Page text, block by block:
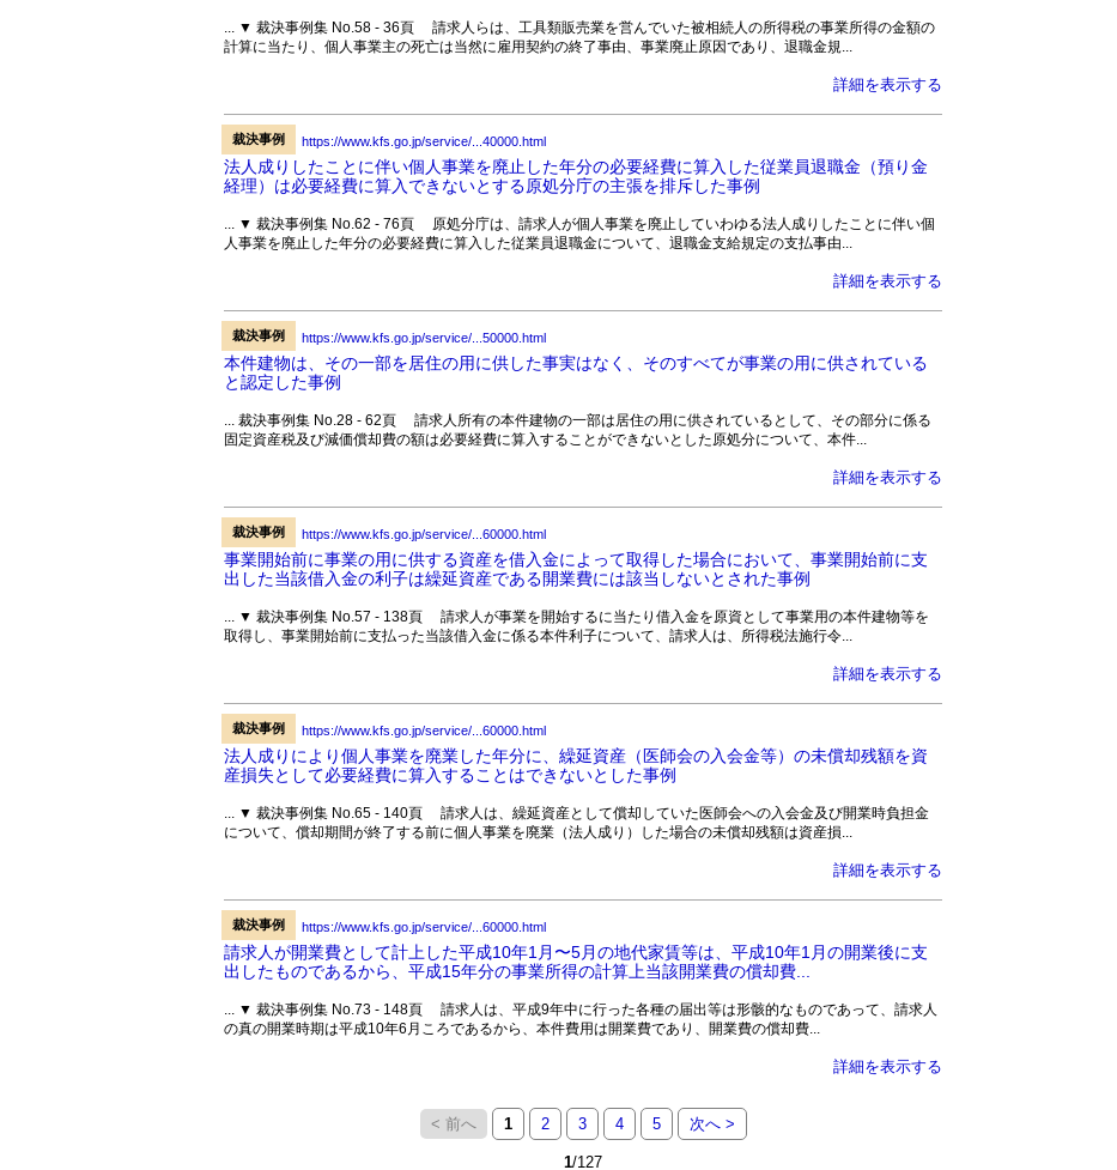
... ▼ 裁決事例集 No.58 - 36頁 請求人らは、工具類販売業を営んでいた被相続人の所得税の事業所得の金額の
計算に当たり、個人事業主の死亡は当然に雇用契約の終了事由、事業廃止原因であり、退職金規...
詳細を表示する
裁決事例 https://www.kfs.go.jp/service/...40000.html
法人成りしたことに伴い個人事業を廃止した年分の必要経費に算入した従業員退職金（預り金
経理）は必要経費に算入できないとする原処分庁の主張を排斥した事例
... ▼ 裁決事例集 No.62 - 76頁 原処分庁は、請求人が個人事業を廃止していわゆる法人成りしたことに伴い個
人事業を廃止した年分の必要経費に算入した従業員退職金について、退職金支給規定の支払事由...
詳細を表示する
裁決事例 https://www.kfs.go.jp/service/...50000.html
本件建物は、その一部を居住の用に供した事実はなく、そのすべてが事業の用に供されている
と認定した事例
... 裁決事例集 No.28 - 62頁 請求人所有の本件建物の一部は居住の用に供されているとして、その部分に係る
固定資産税及び減価償却費の額は必要経費に算入することができないとした原処分について、本件...
詳細を表示する
裁決事例 https://www.kfs.go.jp/service/...60000.html
事業開始前に事業の用に供する資産を借入金によって取得した場合において、事業開始前に支
出した当該借入金の利子は繰延資産である開業費には該当しないとされた事例
... ▼ 裁決事例集 No.57 - 138頁 請求人が事業を開始するに当たり借入金を原資として事業用の本件建物等を
取得し、事業開始前に支払った当該借入金に係る本件利子について、請求人は、所得税法施行令...
詳細を表示する
裁決事例 https://www.kfs.go.jp/service/...60000.html
法人成りにより個人事業を廃業した年分に、繰延資産（医師会の入会金等）の未償却残額を資
産損失として必要経費に算入することはできないとした事例
... ▼ 裁決事例集 No.65 - 140頁 請求人は、繰延資産として償却していた医師会への入会金及び開業時負担金
について、償却期間が終了する前に個人事業を廃業（法人成り）した場合の未償却残額は資産損...
詳細を表示する
裁決事例 https://www.kfs.go.jp/service/...60000.html
請求人が開業費として計上した平成10年1月〜5月の地代家賃等は、平成10年1月の開業後に支
出したものであるから、平成15年分の事業所得の計算上当該開業費の償却費...
... ▼ 裁決事例集 No.73 - 148頁 請求人は、平成9年中に行った各種の届出等は形骸的なものであって、請求人
の真の開業時期は平成10年6月ころであるから、本件費用は開業費であり、開業費の償却費...
詳細を表示する
< 前へ 1 2 3 4 5 次へ >
1/127